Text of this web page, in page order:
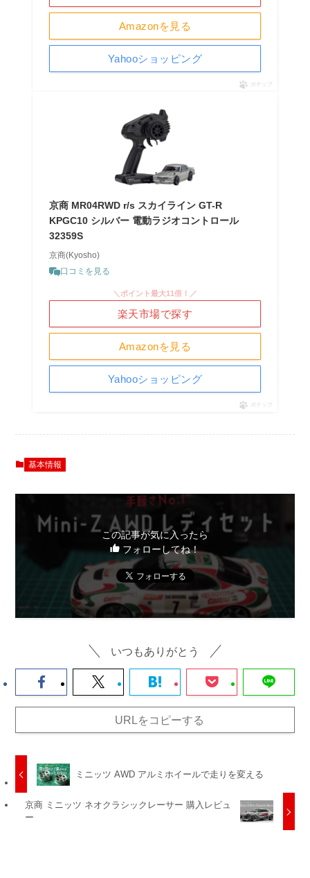
Amazonを見る
Yahooショッピング
ポチップ
京商 MR04RWD r/s スカイライン GT-R
KPGC10 シルバー 電動ラジオコントロール
32359S
京商(Kyosho)
口コミを見る
Amazonを見る
＼ポイント最大11倍！／
楽天市場で探す
Yahooショッピング
ポチップ
基本情報
この記事が気に入ったら
フォローしてね！
いつもありがとう
URLをコピーする
ミニッツ AWD アルミホイールで走りを変える
京商 ミニッツ ネオクラシックレーサー 購入レビュ
ー